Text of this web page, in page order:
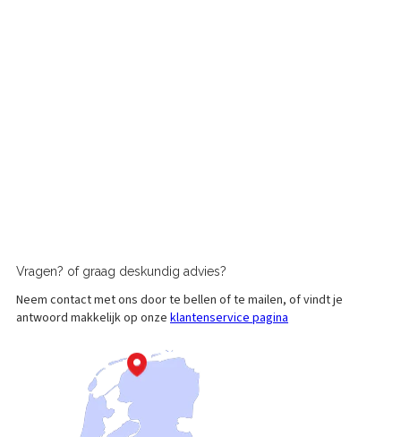
Vragen? of graag deskundig advies?
Neem contact met ons door te bellen of te mailen, of vindt je
antwoord makkelijk op onze klantenservice pagina